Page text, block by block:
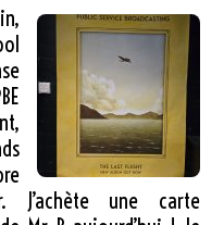
J’achète une carte